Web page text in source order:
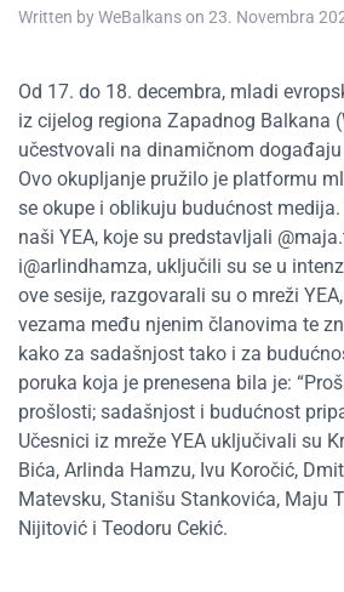
Written byWeBalkanson 23. Novembra
Od 17. do 18. decembra, mladi
iz cijelog regiona Zapadnog Balkana
učestvovali na dinamičnom događaju
Ovo okupljanje pružilo je platformu
se okupe i oblikuju budućnost
naši YEA, koje su predstavljali
i@arlindhamza, uključili su se u
ove sesije, razgovarali su o mreži
vezama među njenim članovima te
kako za sadašnjost tako i za
poruka koja je prenesena bila je:
prošlosti; sadašnjost i budućnost
Učesnici iz mreže YEA uključivali su
Bića, Arlinda Hamzu, Ivu Koročić,
Matevsku, Stanišu Stankovića, Maju
Nijitović i Teodoru Cekić.